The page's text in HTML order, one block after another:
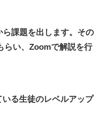
課題を出します。その
らい、Zoomで解説を行
る生徒のレベルアップ